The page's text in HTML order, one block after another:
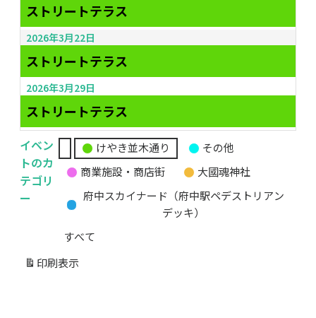
ストリートテラス
2026年3月22日
ストリートテラス
2026年3月29日
ストリートテラス
イベン
トのカ
テゴリ
ー
無
題
カ
ゴ
リ
けやき並木通り
その他
商業施設・商店街
大國魂神社
府中スカイナード（府中駅ペデストリアン
デッキ）
すべて
印刷 表示